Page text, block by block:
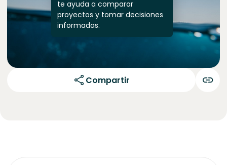
te ayuda a comparar
proyectos y tomar decisiones
informadas.
Compartir